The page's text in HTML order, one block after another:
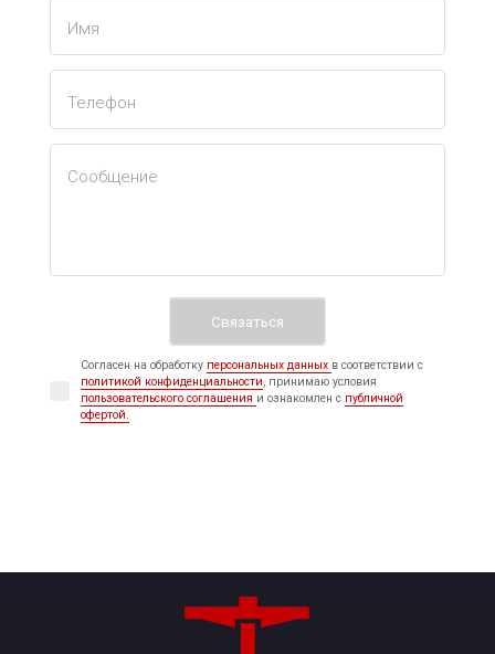
Имя
Телефон
Сообщение
Согласен на обработку персональных данных в соответствии с
политикой конфиденциальности , принимаю условия
пользовательского соглашения и ознакомлен с публичной
офертой.